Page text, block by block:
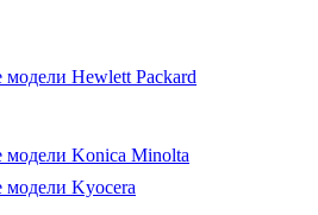
модели Hewlett Packard
модели Konica Minolta
модели Kyocera